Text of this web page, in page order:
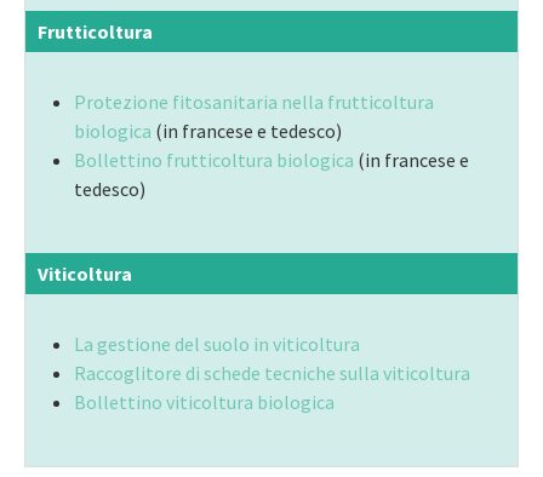
Frutticoltura
Protezione fitosanitaria nella frutticoltura
biologica (in francese e tedesco)
Bollettino frutticoltura biologica (in francese e
tedesco)
Viticoltura
La gestione del suolo in viticoltura
Raccoglitore di schede tecniche sulla viticoltura
Bollettino viticoltura biologica